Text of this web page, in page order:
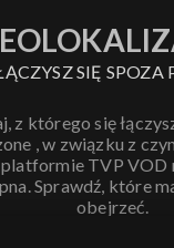
SIĘ SPOZA
z którego się
, w związku z
platformie TVP VOD
Sprawdź, które
obejrzeć.